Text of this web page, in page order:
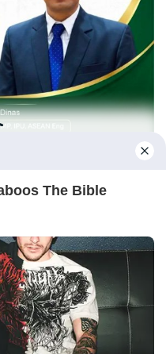
nomor WA 081269224477 disertai
pemikiran Redaksi, karena itu
.